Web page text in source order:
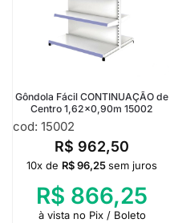
Gôndola Fácil CONTINUAÇÃO de
Centro 1,62×0,90m 15002
cod: 15002
R$ 962,50
10x de R$96,25sem juros
R$ 866,25
à vista no Pix / Boleto